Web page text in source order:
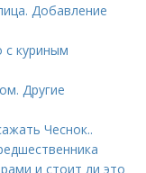
Добавление
куриным
Другие
Чеснок..
и стоит ли это